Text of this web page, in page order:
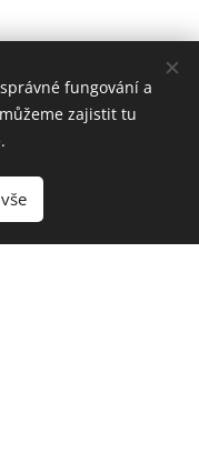
výše
fungování a
zajistit tu